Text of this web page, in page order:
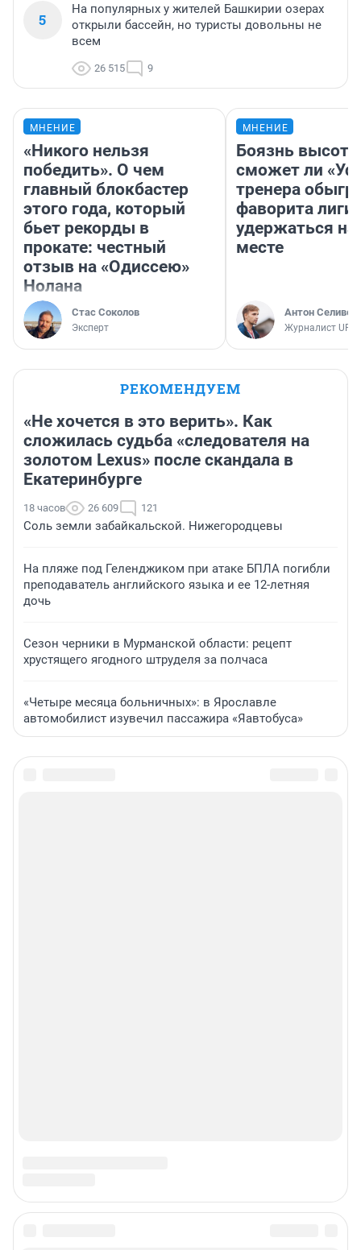
5
На популярных у жителей Башкирии озерах
открыли бассейн, но туристы довольны не
всем
26 515 9
МНЕНИЕ
«Никого нельзя
победить». О чем
главный блокбастер
этого года, который
бьет рекорды в
прокате: честный
отзыв на «Одиссею»
Нолана
Стас Соколов
Эксперт
МНЕНИЕ
Боязнь
сможет ли
тренера
фаворита лиги
удержаться
месте
Антон
Журналист
РЕКОМЕНДУЕМ
«Не хочется в это верить». Как
сложилась судьба «следователя на
золотом Lexus» после скандала в
Екатеринбурге
18 часов 26 609 121
Соль земли забайкальской. Нижегородцевы
На пляже под Геленджиком при атаке БПЛА погибли
преподаватель английского языка и ее 12-летняя
дочь
Сезон черники в Мурманской области: рецепт
хрустящего ягодного штруделя за полчаса
«Четыре месяца больничных»: в Ярославле
автомобилист изувечил пассажира «Яавтобуса»